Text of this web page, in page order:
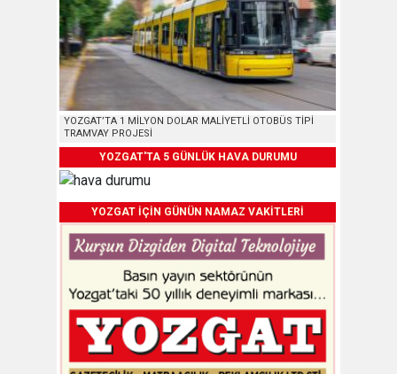
YOZGAT’TA 1 MİLYON DOLAR MALİYETLİ OTOBÜS TİPİ
TRAMVAY PROJESİ
YOZGAT'TA 5 GÜNLÜK HAVA DURUMU
YOZGAT İÇİN GÜNÜN NAMAZ VAKİTLERİ